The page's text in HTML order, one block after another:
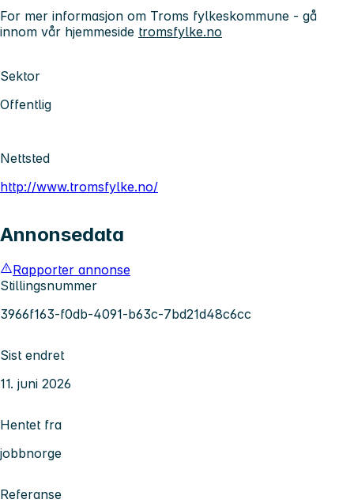
For mer informasjon om Troms fylkeskommune - gå
innom vår hjemmeside tromsfylke.no
Sektor
Offentlig
Nettsted
http://www.tromsfylke.no/
Annonsedata
Rapporter annonse
Stillingsnummer
3966f163-f0db-4091-b63c-7bd21d48c6cc
Sist endret
11. juni 2026
Hentet fra
jobbnorge
Referanse